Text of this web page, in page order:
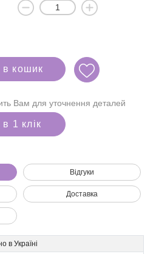
в кошик
Вам для уточнення деталей
1 клік
Відгуки
Доставка
в Україні
вам на номер: